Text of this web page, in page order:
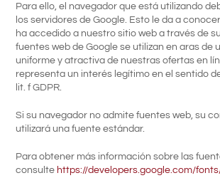
Para ello, el navegador que está utilizando
los servidores de Google. Esto le da a
ha accedido a nuestro sitio web a través de
fuentes web de Google se utilizan en aras de
uniforme y atractiva de nuestras ofertas en
representa un interés legítimo en el sentido
lit. f GDPR.
Si su navegador no admite fuentes web, su
utilizará una fuente estándar.
Para obtener más información sobre las
consulte https://developers.google.com/